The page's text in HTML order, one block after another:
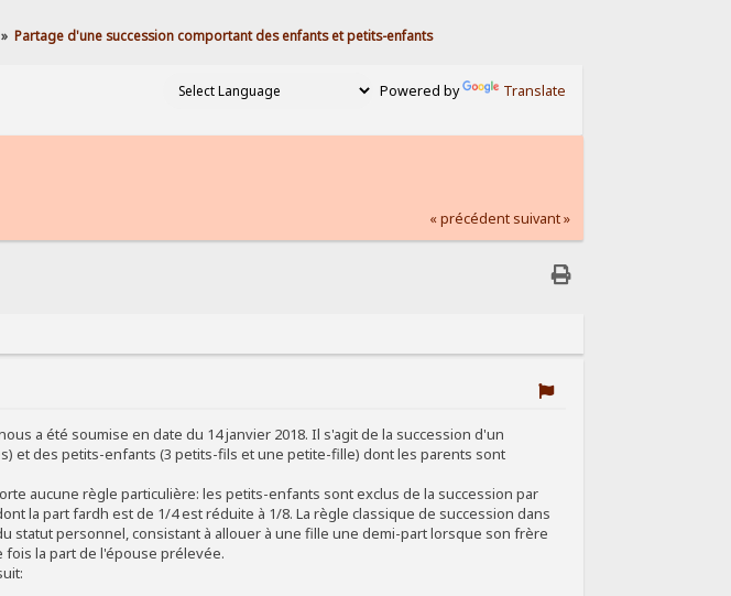
Partage d'une succession comportant des enfants et petits-enfants
Powered by Translate
« précédent suivant »
a été soumise en date du 14 janvier 2018. Il s'agit de la succession d'un
et des petits-enfants (3 petits-fils et une petite-fille) dont les parents sont
aucune règle particulière: les petits-enfants sont exclus de la succession par
la part fardh est de 1/4 est réduite à 1/8. La règle classique de succession dans
statut personnel, consistant à allouer à une fille une demi-part lorsque son frère
la part de l'épouse prélevée.